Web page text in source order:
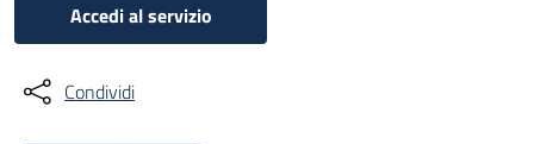
Accedi al servizio
Condividi